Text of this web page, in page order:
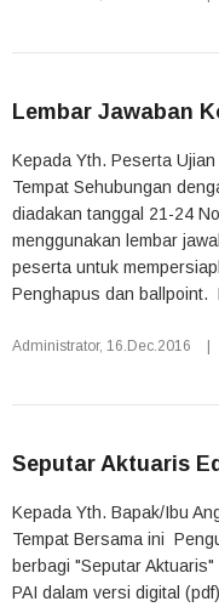
Lembar Jawaban
Kepada Yth. Peserta
Tempat Sehubungan
diadakan tanggal 21-24
menggunakan lembar
peserta untuk
Penghapus dan ballpoint.
Administrator, 16.Dec.2016
Seputar Aktuaris
Kepada Yth. Bapak/Ibu
Tempat Bersama ini
berbagi "Seputar
PAI dalam versi digital